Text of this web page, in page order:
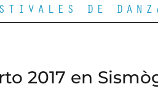
DE
2017 en